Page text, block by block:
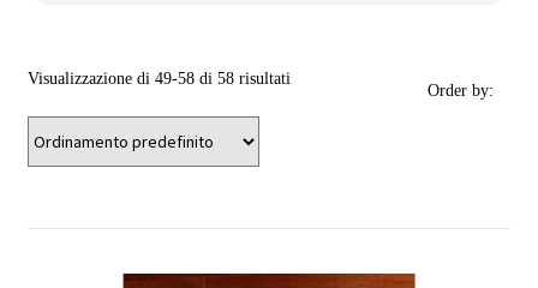
Visualizzazione di 49-58 di 58 risultati
Order by: